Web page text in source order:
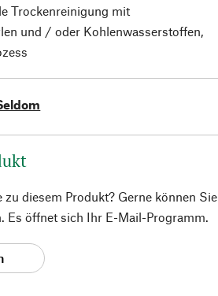
Trockenreinigung mit
und / oder Kohlenwasserstoffen,
zu diesem Produkt? Gerne können Sie
Es öffnet sich Ihr E-Mail-Programm.